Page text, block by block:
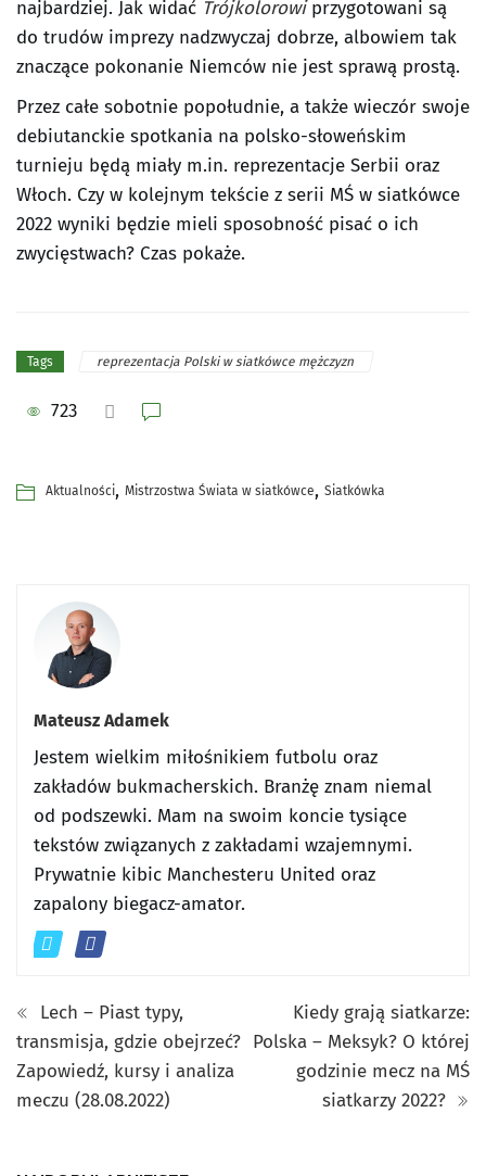
najbardziej. Jak widać Trójkolorowiprzygotowani są
do trudów imprezy nadzwyczaj dobrze, albowiem tak
znaczące pokonanie Niemców nie jest sprawą prostą.
Przez całe sobotnie popołudnie, a także wieczór swoje
debiutanckie spotkania na polsko-słoweńskim
turnieju będą miały m.in. reprezentacje Serbii oraz
Włoch. Czy w kolejnym tekście z serii MŚ w siatkówce
2022 wyniki będzie mieli sposobność pisać o ich
zwycięstwach? Czas pokaże.
Tags reprezentacja Polski w siatkówce mężczyzn
723
Aktualności, Mistrzostwa Świata w siatkówce, Siatkówka
Mateusz Adamek
Jestem wielkim miłośnikiem futbolu oraz
zakładów bukmacherskich. Branżę znam niemal
od podszewki. Mam na swoim koncie tysiące
tekstów związanych z zakładami wzajemnymi.
Prywatnie kibic Manchesteru United oraz
zapalony biegacz-amator.
Lech – Piast typy,
transmisja, gdzie obejrzeć?
Zapowiedź, kursy i analiza
meczu (28.08.2022)
Kiedy grają siatkarze:
Polska – Meksyk? O której
godzinie mecz na MŚ
siatkarzy 2022?